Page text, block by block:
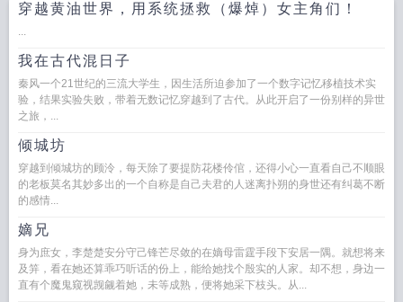
穿越黄油世界，用系统拯救（爆焯）女主角们！
...
我在古代混日子
秦风一个21世纪的三流大学生，因生活所迫参加了一个数字记忆移植技术实
验，结果实验失败，带着无数记忆穿越到了古代。从此开启了一份别样的异世
之旅，...
倾城坊
穿越到倾城坊的顾泠，每天除了要提防花楼伶倌，还得小心一直看自己不顺眼
的老板莫名其妙多出的一个自称是自己夫君的人迷离扑朔的身世还有纠葛不断
的感情...
嫡兄
身为庶女，李楚楚安分守己锋芒尽敛的在嫡母雷霆手段下安居一隅。就想将来
及笄，看在她还算乖巧听话的份上，能给她找个殷实的人家。却不想，身边一
直有个魔鬼窥视觊觎着她，未等成熟，便将她采下枝头。从...